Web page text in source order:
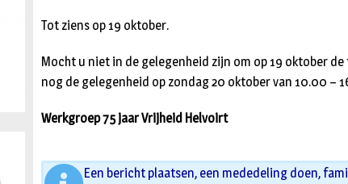
Tot ziens op 19 oktober.
Mocht u niet in de gelegenheid zijn om op 19 oktober
nog de gelegenheid op zondag 20 oktober van 10.00 –
Werkgroep 75 jaar Vrijheid Helvoirt
Een bericht plaatsen, een mededeling doen,